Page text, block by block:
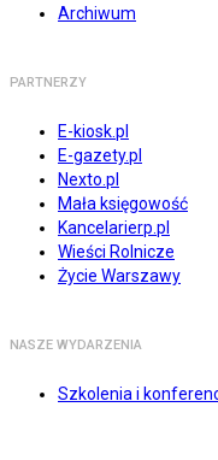
Archiwum
PARTNERZY
E-kiosk.pl
E-gazety.pl
Nexto.pl
Mała księgowość
Kancelarierp.pl
Wieści Rolnicze
Życie Warszawy
NASZE WYDARZENIA
Szkolenia i